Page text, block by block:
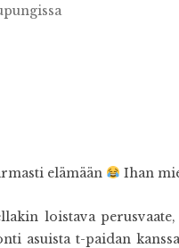
elämään Ihan
loistava
asuista t-paidan